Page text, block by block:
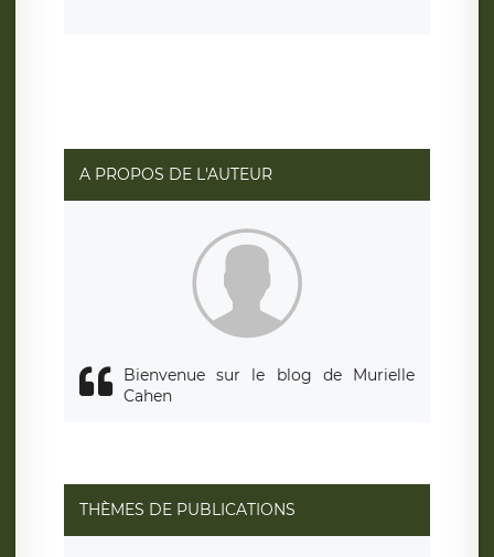
rue Léopold Sédar Senghor, joignable à l’adresse mail :
responsabledetraitement@legavox.fr. Vous avez
également le droit d’introduire une réclamation auprès
d’une autorité de contrôle.
A PROPOS DE L'AUTEUR
Bienvenue sur le blog de Murielle
Cahen
THÈMES DE PUBLICATIONS